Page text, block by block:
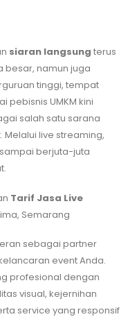
siaran langsung terus
besar, namun juga
tinggi, tempat
pebisnis UMKM kini
salah satu sarana
live streaming,
berjuta-juta
Tarif Jasa Live
Semarang
sebagai partner
event Anda.
profesional dengan
visual, kejernihan
service yang responsif